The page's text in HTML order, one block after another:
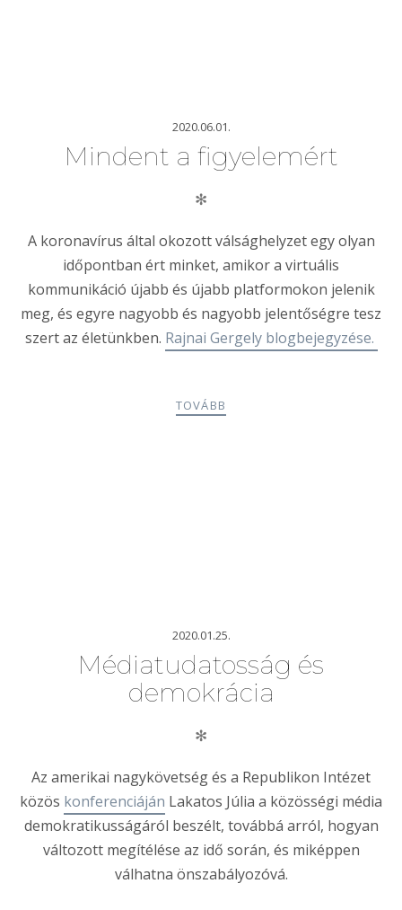
2020.06.01.
Mindent a figyelemért
✻
A koronavírus által okozott válsághelyzet egy olyan
időpontban ért minket, amikor a virtuális
kommunikáció újabb és újabb platformokon jelenik
meg, és egyre nagyobb és nagyobb jelentőségre tesz
szert az életünkben. Rajnai Gergely blogbejegyzése.
TOVÁBB
2020.01.25.
Médiatudatosság és
demokrácia
✻
Az amerikai nagykövetség és a Republikon Intézet
közös konferenciáján Lakatos Júlia a közösségi média
demokratikusságáról beszélt, továbbá arról, hogyan
változott megítélése az idő során, és miképpen
válhatna önszabályozóvá.